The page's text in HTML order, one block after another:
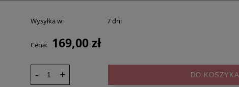
Wysyłka w: 7 dni
Cena: 169,00 zł
- + DO KOSZYKA